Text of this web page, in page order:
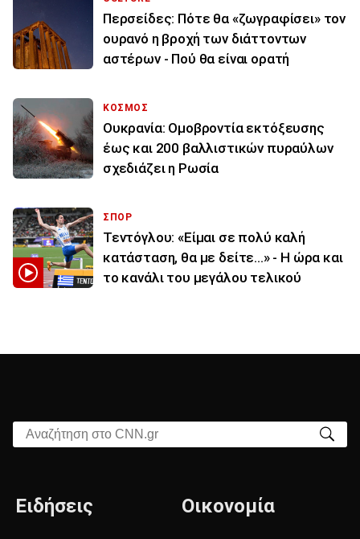
Περσείδες: Πότε θα «ζωγραφίσει» τον
ουρανό η βροχή των διάττοντων
αστέρων - Πού θα είναι ορατή
ΚΟΣΜΟΣ
Ουκρανία: Ομοβροντία εκτόξευσης
έως και 200 βαλλιστικών πυραύλων
σχεδιάζει η Ρωσία
ΣΠΟΡ
Τεντόγλου: «Είμαι σε πολύ καλή
κατάσταση, θα με δείτε...» - Η ώρα και
το κανάλι του μεγάλου τελικού
Αναζήτηση στο CNN.gr
Ειδήσεις Οικονομία